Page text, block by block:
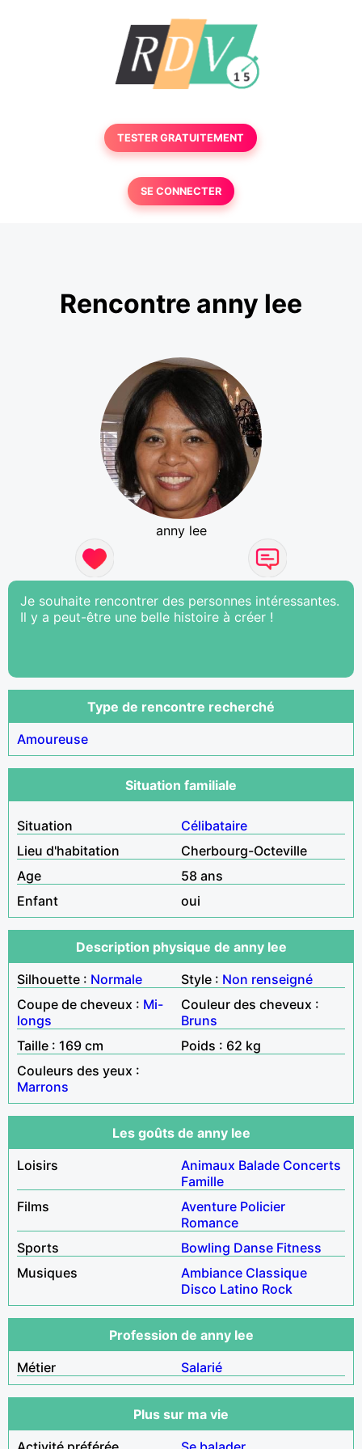
TESTER GRATUITEMENT
SE CONNECTER
Rencontre anny lee
anny lee
Je souhaite rencontrer des personnes intéressantes.
Il y a peut-être une belle histoire à créer !
Type de rencontre recherché
Amoureuse
Situation familiale
Situation
Célibataire
Lieu d'habitation
Cherbourg-Octeville
Age
58 ans
Enfant
oui
Description physique de anny lee
Silhouette : Normale Style : Non renseigné
Coupe de cheveux : Mi-
longs
Couleur des cheveux :
Bruns
Taille : 169 cm
Poids : 62 kg
Couleurs des yeux :
Marrons
Les goûts de anny lee
Loisirs
Animaux Balade Concerts
Famille
Films
Aventure Policier
Romance
Sports
Bowling Danse Fitness
Musiques
Ambiance Classique
Disco Latino Rock
Profession de anny lee
Métier
Salarié
Plus sur ma vie